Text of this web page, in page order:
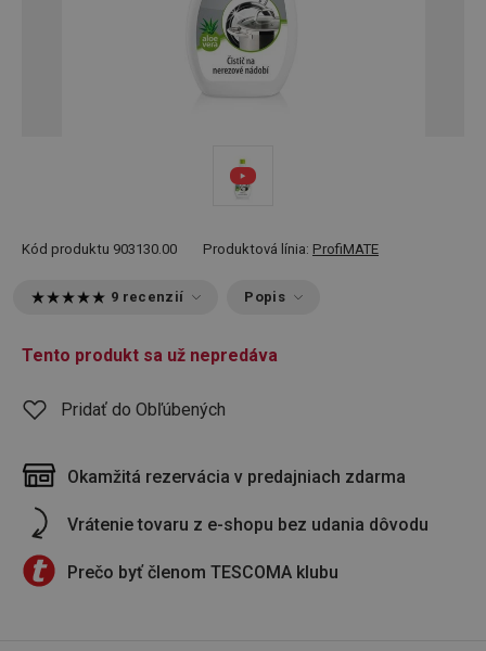
Kód produktu 903130.00 Produktová línia: ProfiMATE
9 recenzií Popis
Tento produkt sa už nepredáva
Pridať do Obľúbených
Okamžitá rezervácia v predajniach zdarma
Vrátenie tovaru z e-shopu bez udania dôvodu
Prečo byť členom TESCOMA klubu